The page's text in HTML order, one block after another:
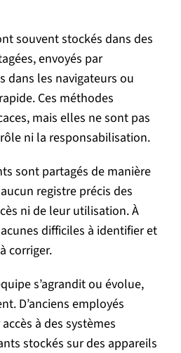
souvent stockés dans des
envoyés par
dans les navigateurs ou
Ces méthodes
mais elles ne sont pas
ni la responsabilisation.
sont partagés de manière
registre précis des
ni de leur utilisation. À
difficiles à identifier et
corriger.
s’agrandit ou évolue,
D’anciens employés
à des systèmes
stockés sur des appareils